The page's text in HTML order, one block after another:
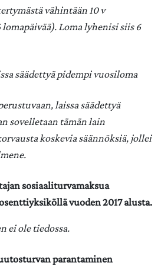
vähintään 10 v
Loma lyhenisi siis 6
säädettyä pidempi vuosiloma
laissa säädettyä
sovelletaan tämän lain
koskevia säännöksiä, jollei
sosiaaliturvamaksua
vuoden 2017 alusta.
ei ole tiedossa.
parantaminen